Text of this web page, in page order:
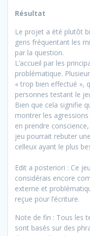
Résultat
Le projet a été plutôt
gens fréquentant les
par la question.
L’accueil par les
problématique.
« trop bien effectué »,
personnes testant le
Bien que cela signifie
montrer les
en prendre
jeu pourrait rebuter
celleux ayant le plus
Edit a posteriori : Ce
considérais encore
externe et
reçue pour l’écriture.
Note de fin : Tous les
sont basés sur des